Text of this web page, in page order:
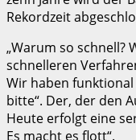
Rekordzeit
„Warum so schnell?
schnelleren
Wir haben funktional
bitte“. Der, der den
Heute erfolgt eine
Es macht es flott“.